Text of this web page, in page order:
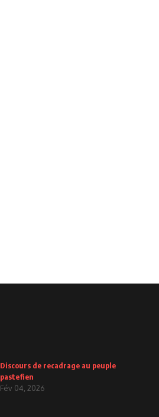
Discours de recadrage au peuple
pastefien
Fév 04, 2026